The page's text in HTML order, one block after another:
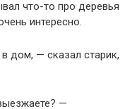
что-то про деревья
интересно.
дом, — сказал старик,
—